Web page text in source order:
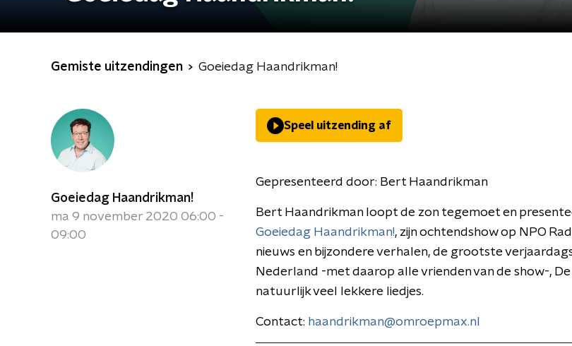
Gemiste uitzendingen Goeiedag Haandrikman!
Goeiedag Haandrikman!
ma 9 november 2020 06:00 -
09:00
Speel uitzending af
Gepresenteerd door: Bert Haandrikman
Bert Haandrikman loopt de zon tegemoet en
Goeiedag Haandrikman!, zijn ochtendshow op NPO
nieuws en bijzondere verhalen, de grootste
Nederland -met daarop alle vrienden van de show-,
natuurlijk veel lekkere liedjes.
Contact: haandrikman@omroepmax.nl